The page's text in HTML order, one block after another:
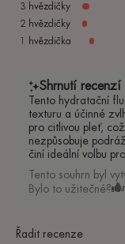
3 hvězdičky
2 hvězdičky
hvězdička
Shrnutí recenzí
Tento hydratační
texturu a účinné
pro citlivou pleť,
nezpůsobuje
činí ideální volbu
Tento souhrn byl
Bylo to užitečné?
Řadit recenze